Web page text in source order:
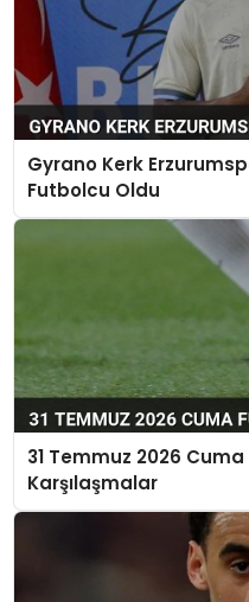
Gyrano Kerk
Futbolcu Oldu
31 Temmuz 2026
Karşılaşmalar